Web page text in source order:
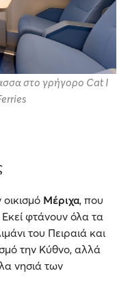
στο γρήγορο Cat I
Μέριχα, που
Εκεί φτάνουν όλα τα
του Πειραιά και
την Κύθνο, αλλά
νησιά των